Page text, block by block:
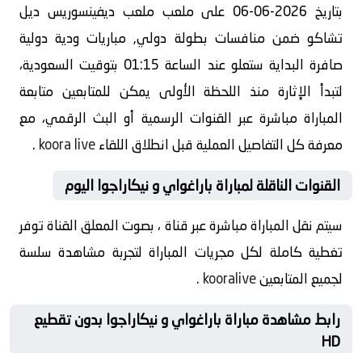
بتاريخ 2026-06-06 على ملعب ملعب ديفينسوريس ديل
تشاكو ضمن منافسات بطولة دولي, مباريات ودية دولية
صافرة البداية ستعلو عند الساعة 01:15 بتوقيت السعودية،
لتبدأ الإثارة منذ اللحظة الأولى يمكن للمتابعين متابعة
المباراة مباشرة عبر القنوات الرسمية أو البث الرقمي، مع
معرفة كل التفاصيل العملية قبل انطلاق اللقاءkoora live
.
القنوات الناقلة لمباراة باراغواي و نيكاراجوا اليوم
سيتم نقل المباراة مباشرة عبر قناة ، بصوت المعلق القناة توفر
تغطية كاملة لكل مجريات المباراة لتجربة مشاهدة سلسة
لجميع المتابعينkooralive
.
رابط مشاهدة مباراة باراغواي و نيكاراجوا بدون تقطيع
HD